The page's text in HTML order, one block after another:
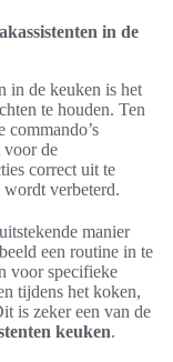
in de
in de keuken is het
te houden. Ten
commando’s
voor de
correct uit te
verbeterd.
manier
een routine in te
voor specifieke
tijdens het koken,
is zeker een van de
keuken.